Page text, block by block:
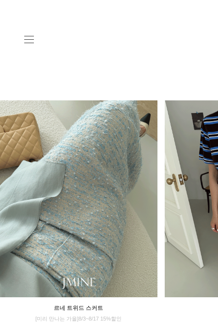
르네 트위드 스커트
[미리 만나는 가을]8/3~8/17 15%할인